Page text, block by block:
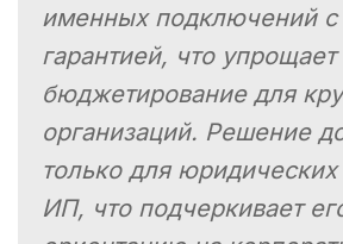
именных подключений с
гарантией, что упрощает
бюджетирование для
организаций. Решение
только для
ИП, что подчеркивает